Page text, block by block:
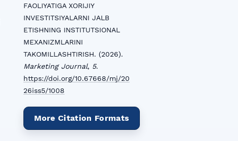
FAOLIYATIGA XORIJIY
INVESTITSIYALARNI JALB
ETISHNING INSTITUTSIONAL
MEXANIZMLARINI
TAKOMILLASHTIRISH. (2026).
Marketing Journal, 5.
https://doi.org/10.67668/mj/20
26iss5/1008
More Citation Formats